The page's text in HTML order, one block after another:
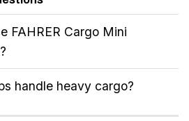
FAHRER Cargo Mini
handle heavy cargo?